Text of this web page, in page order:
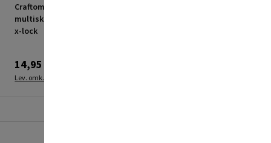
Craftomat
multiskæreskive 125mm
x-lock
14,95 kr.
Lev. omk. tillægges